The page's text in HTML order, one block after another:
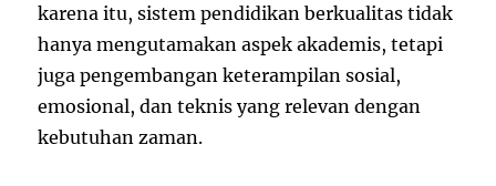
karena itu, sistem pendidikan berkualitas tidak
hanya mengutamakan aspek akademis, tetapi
juga pengembangan keterampilan sosial,
emosional, dan teknis yang relevan dengan
kebutuhan zaman.